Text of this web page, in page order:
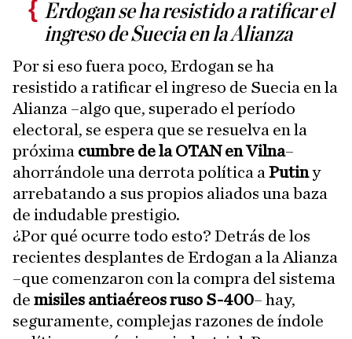
Erdogan se ha resistido a ratificar el
ingreso de Suecia en la Alianza
Por si eso fuera poco, Erdogan se ha
resistido a ratificar el ingreso de Suecia en la
Alianza –algo que, superado el período
electoral, se espera que se resuelva en la
próxima cumbre de la OTAN en Vilna–
ahorrándole una derrota política a Putiny
arrebatando a sus propios aliados una baza
de indudable prestigio.
¿Por qué ocurre todo esto? Detrás de los
recientes desplantes de Erdogan a la Alianza
–que comenzaron con la compra del sistema
de misiles antiaéreos ruso S-400– hay,
seguramente, complejas razones de índole